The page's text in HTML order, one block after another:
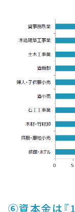
⑥資本金は『